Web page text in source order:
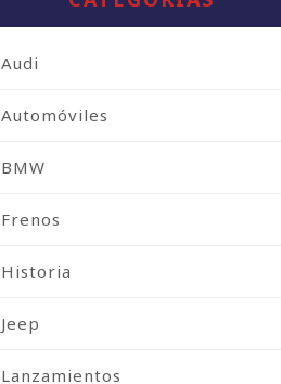
Audi
Automóviles
BMW
Frenos
Historia
Jeep
Lanzamientos